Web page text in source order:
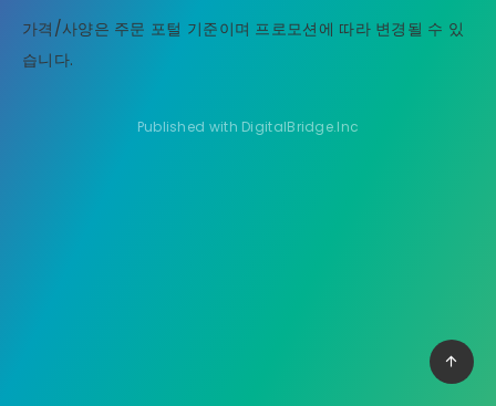
가격/사양은 주문 포털 기준이며 프로모션에 따라 변경될 수 있
습니다.
Published with DigitalBridge.Inc